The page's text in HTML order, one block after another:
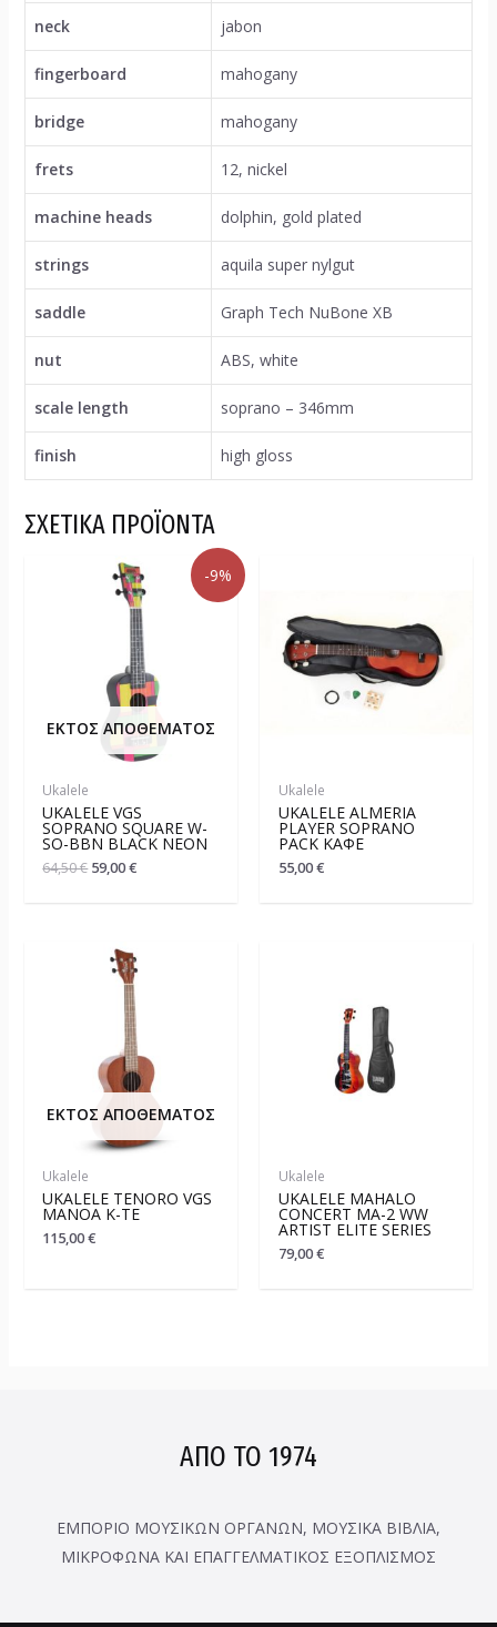
neck jabon
fingerboard mahogany
bridge mahogany
frets 12, nickel
machine heads dolphin, gold plated
strings aquila super nylgut
saddle Graph Tech NuBone XB
nut ABS, white
scale length soprano – 346mm
finish high gloss
ΣΧΕΤΙΚΆ ΠΡΟΪΌΝΤΑ
-9%
ΕΚΤΌΣ ΑΠΟΘΈΜΑΤΟΣ
Ukalele
UKALELE VGS
SOPRANO SQUARE W-
SO-BBN BLACK NEON
64,50€ 59,00€
Ukalele
UKALELE ALMERIA
PLAYER SOPRANO
PACK ΚΑΦΈ
55,00€
ΕΚΤΌΣ ΑΠΟΘΈΜΑΤΟΣ
Ukalele
UKALELE TENORO VGS
MANOA K-TE
115,00€
Ukalele
UKALELE MAHALO
CONCERT MA-2 WW
ARTIST ELITE SERIES
79,00€
ΑΠΟ ΤΟ 1974
ΕΜΠΟΡΙΟ ΜΟΥΣΙΚΩΝ ΟΡΓΑΝΩΝ, ΜΟΥΣΙΚΑ ΒΙΒΛΙΑ,
ΜΙΚΡΟΦΩΝΑ ΚΑΙ ΕΠΑΓΓΕΛΜΑΤΙΚΟΣ ΕΞΟΠΛΙΣΜΟΣ